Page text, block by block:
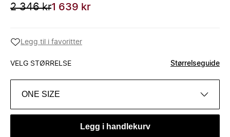
2 346 kr1 639 kr
Legg til i favoritter
VELG STØRRELSE Størrelseguide
ONE SIZE
Legg i handlekurv